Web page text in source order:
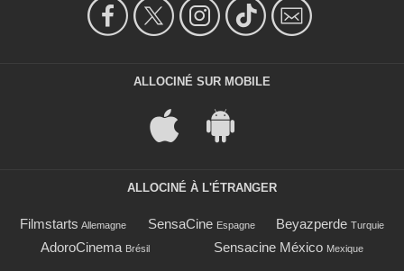
ALLOCINÉ SUR MOBILE
ALLOCINÉ À L'ÉTRANGER
Filmstarts Allemagne SensaCine Espagne Beyazperde Turquie
AdoroCinema Brésil Sensacine México Mexique